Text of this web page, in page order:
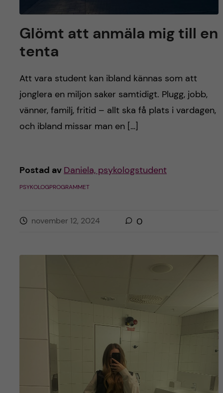
Glömt att anmäla mig till en
tenta
Att vara student kan ibland kännas som att
jonglera en miljon saker samtidigt. Plugg, jobb,
vänner, familj, fritid – allt ska få plats i vardagen,
och ibland missar man en […]
Postad av Daniela, psykologstudent
PSYKOLOGPROGRAMMET
november 12, 2024 0